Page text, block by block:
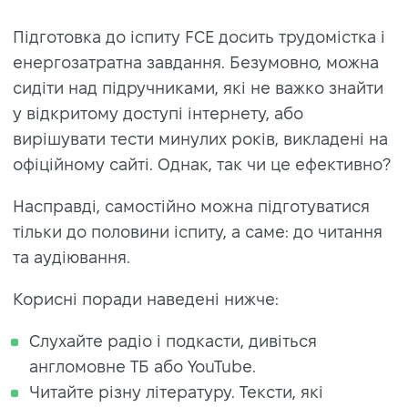
Підготовка до іспиту FCE досить трудомістка і
енергозатратна завдання. Безумовно, можна
сидіти над підручниками, які не важко знайти
у відкритому доступі інтернету, або
вирішувати тести минулих років, викладені на
офіційному сайті. Однак, так чи це ефективно?
Насправді, самостійно можна підготуватися
тільки до половини іспиту, а саме: до читання
та аудіювання.
Корисні поради наведені нижче:
Слухайте радіо і подкасти, дивіться
англомовне ТБ або YouTube.
Читайте різну літературу. Тексти, які